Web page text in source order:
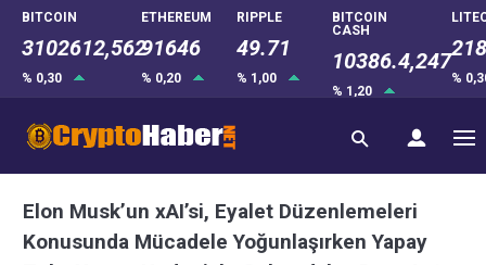
BITCOIN
3102612,562
% 0,30
ETHEREUM
91646
% 0,20
RIPPLE
49.71
% 1,00
BITCOIN
CASH
10386.4,247
% 1,20
%
Elon Musk’un xAI’si, Eyalet Düzenlemeleri
Konusunda Mücadele Yoğunlaşırken Yapay